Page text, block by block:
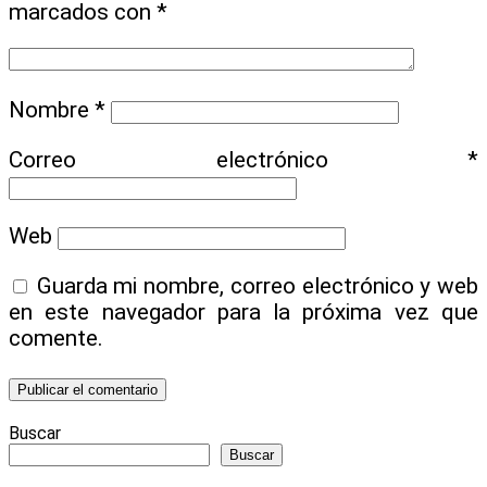
marcados con *
Nombre *
Correo electrónico *
Web
Guarda mi nombre, correo electrónico y web
en este navegador para la próxima vez que
comente.
Buscar
Buscar